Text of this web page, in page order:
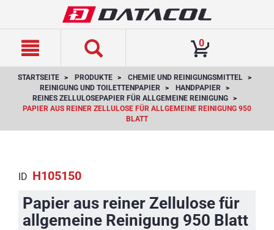
0
STARTSEITE PRODUKTE
CHEMIE UND REINIGUNGSMITTEL
REINIGUNG UND TOILETTENPAPIER
HANDPAPIER
REINES ZELLULOSEPAPIER FÜR ALLGEMEINE REINIGUNG
PAPIER AUS REINER ZELLULOSE FÜR ALLGEMEINE REINIGUNG 950
BLATT
ID H105150
Papier aus reiner Zellulose für
allgemeine Reinigung 950 Blatt